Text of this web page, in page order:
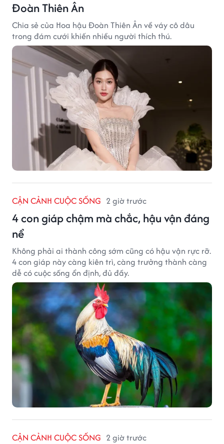
Đoàn Thiên Ân
Chia sẻ của Hoa hậu Đoàn Thiên Ân về váy cô dâu
trong đám cưới khiến nhiều người thích thú.
CẬN CẢNH CUỘC SỐNG 2 giờ trước
4 con giáp chậm mà chắc, hậu vận đáng
nể
Không phải ai thành công sớm cũng có hậu vận rực rỡ.
4 con giáp này càng kiên trì, càng trưởng thành càng
dễ có cuộc sống ổn định, đủ đầy.
CẬN CẢNH CUỘC SỐNG 2 giờ trước